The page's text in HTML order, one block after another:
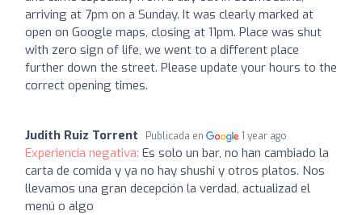
arriving at 7pm on a Sunday. It was clearly marked at
open on Google maps, closing at 11pm. Place was shut
with zero sign of life, we went to a different place
further down the street. Please update your hours to the
correct opening times.
Judith Ruiz Torrent Publicada en 1 year ago
Experiencia negativa: Es solo un bar, no han cambiado la
carta de comida y ya no hay shushi y otros platos. Nos
llevamos una gran decepción la verdad, actualizad el
menú o algo